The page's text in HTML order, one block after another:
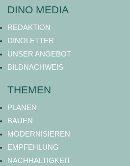
DINO MEDIA
REDAKTION
DINOLETTER
UNSER ANGEBOT
BILDNACHWEIS
THEMEN
PLANEN
BAUEN
MODERNISIEREN
EMPFEHLUNG
NACHHALTIGKEIT